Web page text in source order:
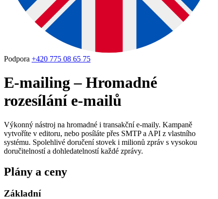
Podpora +420 775 08 65 75
E-mailing – Hromadné
rozesílání e-mailů
Výkonný nástroj na hromadné i transakční e-maily. Kampaně
vytvoříte v editoru, nebo posíláte přes SMTP a API z vlastního
systému. Spolehlivé doručení stovek i milionů zpráv s vysokou
doručitelností a dohledatelností každé zprávy.
Plány a ceny
Základní